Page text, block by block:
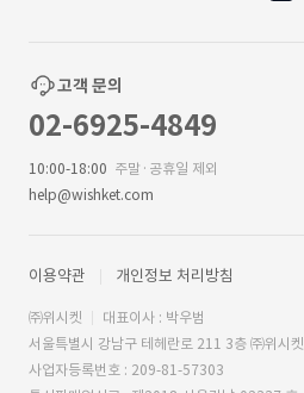
고객 문의
02-6925-4849
10:00-18:00 주말·공휴일 제외
help@wishket.com
이용약관 개인정보 처리방침
㈜위시켓
대표이사 : 박우범
서울특별시 강남구 테헤란로 211 3층 ㈜위시켓
사업자등록번호 : 209-81-57303